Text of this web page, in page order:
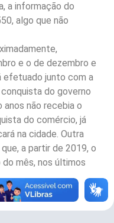
a informação do
algo que não
e o de dezembro e
efetuado junto com a
do governo
anos não recebia o
do comércio, já
na cidade. Outra
a partir de 2019, o
mês, nos últimos